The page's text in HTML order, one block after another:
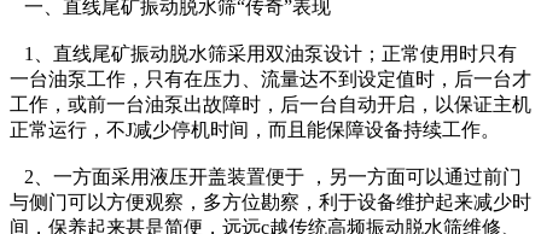
一、直线尾矿振动脱水筛“传奇”表现
1、直线尾矿振动脱水筛采用双油泵设计；正常使用时只有
一台油泵工作，只有在压力、流量达不到设定值时，后一台才
工作，或前一台油泵出故障时，后一台自动开启，以保证主机
正常运行，不J减少停机时间，而且能保障设备持续工作。
2、一方面采用液压开盖装置便于 ，另一方面可以通过前门
与侧门可以方便观察，多方位勘察，利于设备维护起来减少时
间，保养起来甚是简便，远远c越传统高频振动脱水筛维修、